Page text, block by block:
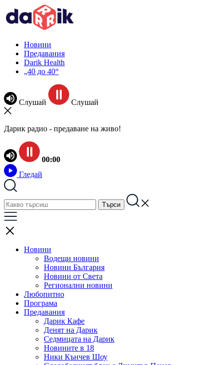
Новини
Предавания
Darik Health
„40 до 40“
Слушай Слушай
Дарик радио - предаване на живо!
00:00
Гледай
Новини
Водещи новини
Новини България
Новини от Света
Регионални новини
Любопитно
Програма
Предавания
Дарик Кафе
Денят на Дарик
Седмицата на Дарик
Новините в 18
Ники Кънчев Шоу